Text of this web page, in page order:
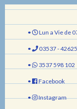
• Lun a Vie de
• 03537 -
• 3537 598 102
• Facebook
• Instagram